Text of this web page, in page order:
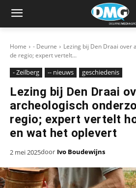
Home - Deurne
Lezing bij Den Draai over
de regio; expert vertelt...
- Zeilberg -- nieuws geschiedenis
Lezing bij Den Draai
archeologisch
regio; expert vertelt
en wat het oplevert
2 mei 2025door Ivo Boudewijns